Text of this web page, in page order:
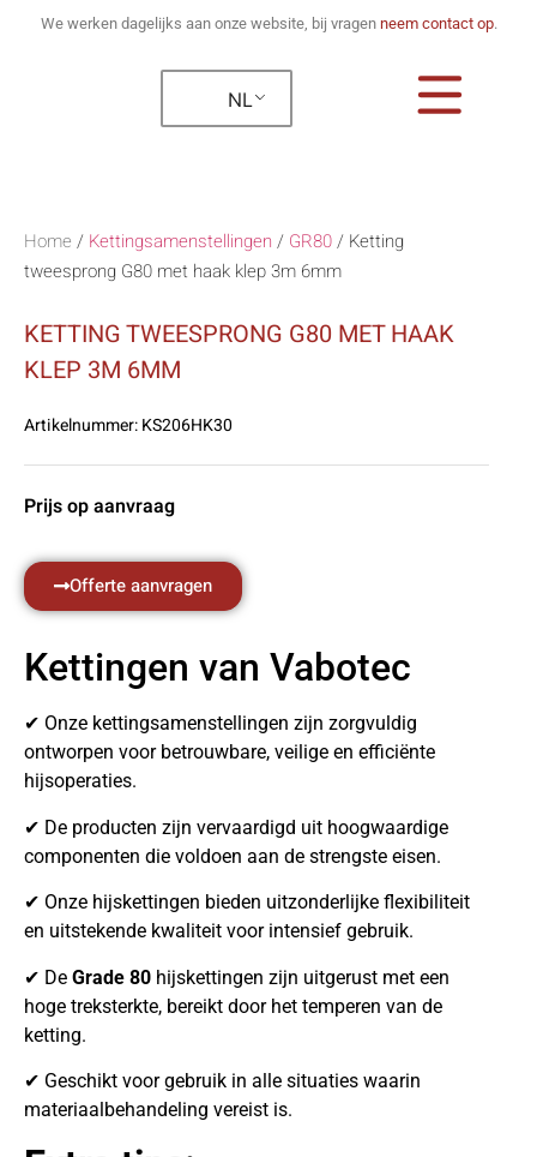
We werken dagelijks aan onze website, bij vragen neem contact op.
NL
Home / Kettingsamenstellingen / GR80/ Ketting
tweesprong G80 met haak klep 3m 6mm
KETTING TWEESPRONG G80 MET HAAK
KLEP 3M 6MM
Artikelnummer:KS206HK30
Prijs op aanvraag
Offerte aanvragen
Kettingen van Vabotec
✔ Onze kettingsamenstellingen zijn zorgvuldig
ontworpen voor betrouwbare, veilige en efficiënte
hijsoperaties.
✔ De producten zijn vervaardigd uit hoogwaardige
componenten die voldoen aan de strengste eisen.
✔ Onze hijskettingen bieden uitzonderlijke flexibiliteit
en uitstekende kwaliteit voor intensief gebruik.
✔ De Grade 80 hijskettingen zijn uitgerust met een
hoge treksterkte, bereikt door het temperen van de
ketting.
✔ Geschikt voor gebruik in alle situaties waarin
materiaalbehandeling vereist is.